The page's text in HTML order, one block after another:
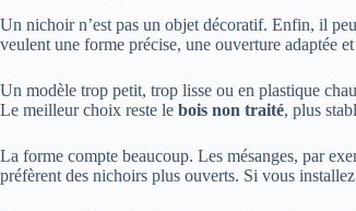
Un nichoir n’est pas un objet décoratif. Enfin, il
veulent une forme précise, une ouverture adaptée
Un modèle trop petit, trop lisse ou en plastique
Le meilleur choix reste le bois non traité, plus
La forme compte beaucoup. Les mésanges, par
préfèrent des nichoirs plus ouverts. Si vous